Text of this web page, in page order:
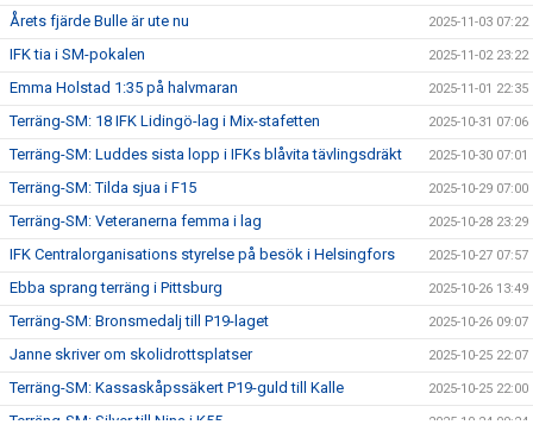
Årets fjärde Bulle är ute nu 2025-11-03 07:22
IFK tia i SM-pokalen 2025-11-02 23:22
Emma Holstad 1:35 på halvmaran 2025-11-01 22:35
Terräng-SM: 18 IFK Lidingö-lag i Mix-stafetten 2025-10-31 07:06
Terräng-SM: Luddes sista lopp i IFKs blåvita tävlingsdräkt 2025-10-30 07:01
Terräng-SM: Tilda sjua i F15 2025-10-29 07:00
Terräng-SM: Veteranerna femma i lag 2025-10-28 23:29
IFK Centralorganisations styrelse på besök i Helsingfors 2025-10-27 07:57
Ebba sprang terräng i Pittsburg 2025-10-26 13:49
Terräng-SM: Bronsmedalj till P19-laget 2025-10-26 09:07
Janne skriver om skolidrottsplatser 2025-10-25 22:07
Terräng-SM: Kassaskåpssäkert P19-guld till Kalle 2025-10-25 22:00
Terräng-SM: Silver till Nina i K55 2025-10-24 09:24